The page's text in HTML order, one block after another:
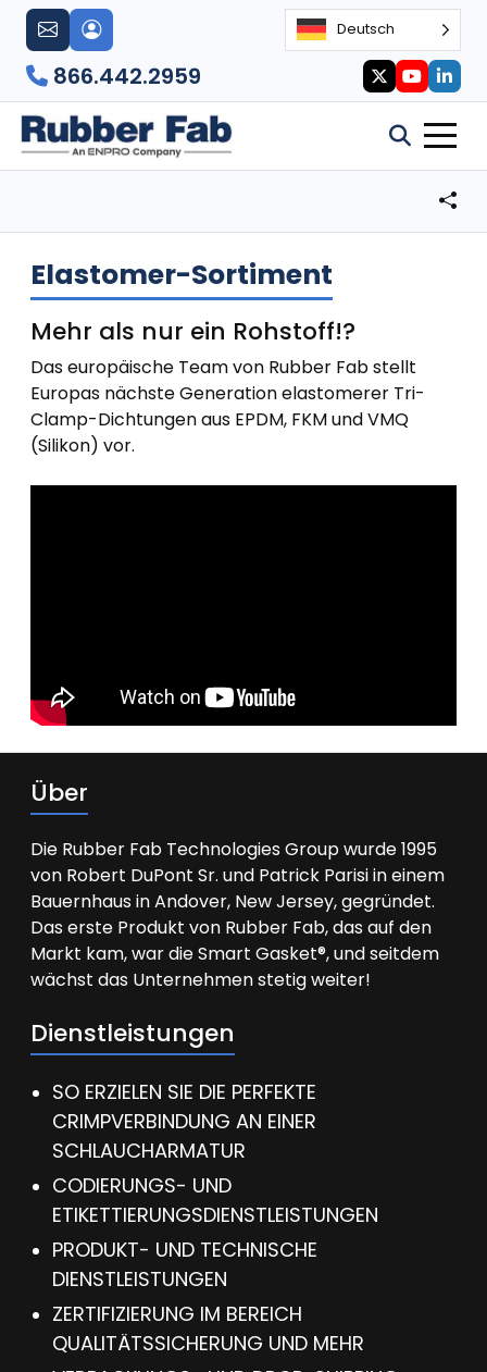
Deutsch
866.442.2959
Elastomer-Sortiment
Mehr als nur ein Rohstoff!?
Das europäische Team von Rubber Fab stellt
Europas nächste Generation elastomerer Tri-
Clamp-Dichtungen aus EPDM, FKM und VMQ
(Silikon) vor.
Über
Die Rubber Fab Technologies Group wurde 1995
von Robert DuPont Sr. und Patrick Parisi in einem
Bauernhaus in Andover, New Jersey, gegründet.
Das erste Produkt von Rubber Fab, das auf den
Markt kam, war die Smart Gasket®, und seitdem
wächst das Unternehmen stetig weiter!
Dienstleistungen
SO ERZIELEN SIE DIE PERFEKTE
CRIMPVERBINDUNG AN EINER
SCHLAUCHARMATUR
CODIERUNGS- UND
ETIKETTIERUNGSDIENSTLEISTUNGEN
PRODUKT- UND TECHNISCHE
DIENSTLEISTUNGEN
ZERTIFIZIERUNG IM BEREICH
QUALITÄTSSICHERUNG UND MEHR